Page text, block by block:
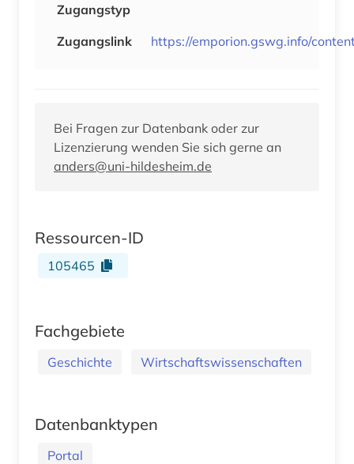
Zugangstyp
Zugangslink
https://emporion.gswg.info/
Bei Fragen zur Datenbank oder zur
Lizenzierung wenden Sie sich gerne an
anders@uni-hildesheim.de
Ressourcen-ID
105465
Fachgebiete
Geschichte Wirtschaftswissenschaften
Datenbanktypen
Portal